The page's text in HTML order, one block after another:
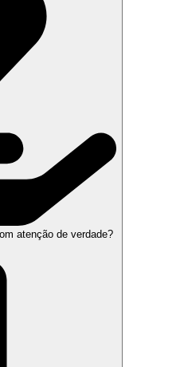
atenção de verdade?